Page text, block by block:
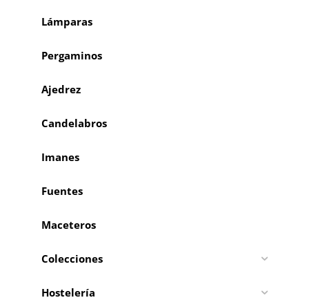
Lámparas
Pergaminos
Ajedrez
Candelabros
Imanes
Fuentes
Maceteros
Colecciones
Hostelería